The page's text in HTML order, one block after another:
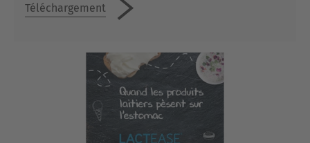
Téléchargement